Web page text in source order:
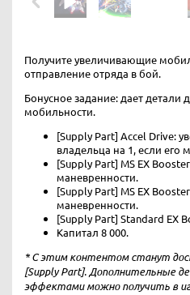
Получите увеличивающие
отправление отряда в бой.
Бонусное задание: дает детали
мобильности.
[Supply Part] Accel Drive:
владельца на 1, если его
[Supply Part] MS EX
маневренности.
[Supply Part] MS EX
маневренности.
[Supply Part] Standard EX
Капитал 8 000.
* С этим контентом станут
[Supply Part]. Дополнительные
эффектами можно получить в